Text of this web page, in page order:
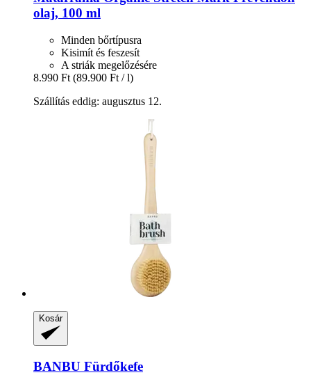
olaj, 100 ml
Minden bőrtípusra
Kisimít és feszesít
A striák megelőzésére
8.990 Ft (89.900 Ft / l)
Szállítás eddig: augusztus 12.
Kosár
BANBU Fürdőkefe